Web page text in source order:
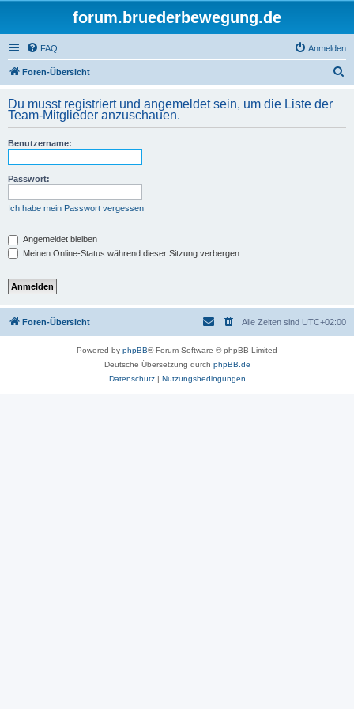
forum.bruederbewegung.de
FAQ Anmelden
Foren-Übersicht
h
Du musst registriert und angemeldet sein, um die Liste der
Team-Mitglieder anzuschauen.
Benutzername:
Passwort:
Ich habe mein Passwort vergessen
Angemeldet bleiben
Meinen Online-Status während dieser Sitzung verbergen
Foren-Übersicht Alle Zeiten sind UTC+02:00
Powered by phpBB® Forum Software © phpBB Limited
Deutsche Übersetzung durch phpBB.de
Datenschutz| Nutzungsbedingungen